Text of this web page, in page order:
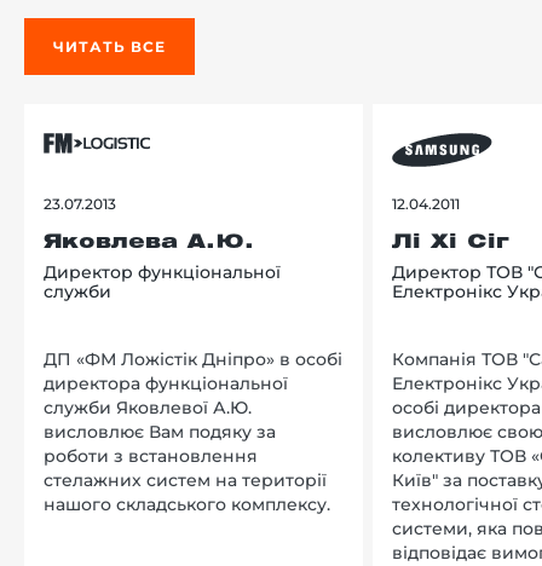
ЧИТАТЬ ВСЕ
23.07.2013
Яковлева А.Ю.
Директор функціональної
служби
ДП «ФМ Ложістік Дніпро» в особі
директора функціональної
служби Яковлевої А.Ю.
висловлює Вам подяку за
роботи з встановлення
стелажних систем на території
нашого складського комплексу.
12.04.2011
Лі Хі Сіг
Директор ТОВ
Електронікс
Компанія ТОВ
Електронікс
особі
висловлює
колективу ТОВ
Київ" за
технологічної
системи, яка
відповідає